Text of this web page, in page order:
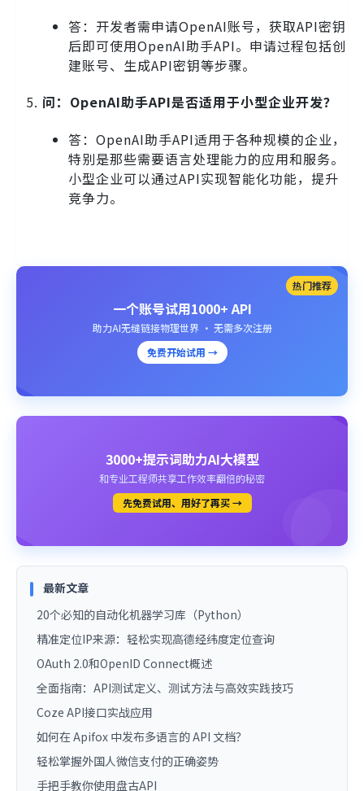
答：开发者需申请OpenAI账号，获取API密钥
后即可使用OpenAI助手API。申请过程包括创
建账号、生成API密钥等步骤。
问：OpenAI助手API是否适用于小型企业开发？
答：OpenAI助手API适用于各种规模的企业，
特别是那些需要语言处理能力的应用和服务。
小型企业可以通过API实现智能化功能，提升
竞争力。
热门推荐
一个账号试用1000+ API
助力AI无缝链接物理世界 · 无需多次注册
免费开始试用 →
3000+提示词助力AI大模型
和专业工程师共享工作效率翻倍的秘密
先免费试用、用好了再买 →
最新文章
20个必知的自动化机器学习库（Python）
精准定位IP来源：轻松实现高德经纬度定位查询
OAuth 2.0和OpenID Connect概述
全面指南：API测试定义、测试方法与高效实践技巧
Coze API接口实战应用
如何在 Apifox 中发布多语言的 API 文档？
轻松掌握外国人微信支付的正确姿势
手把手教你使用盘古API